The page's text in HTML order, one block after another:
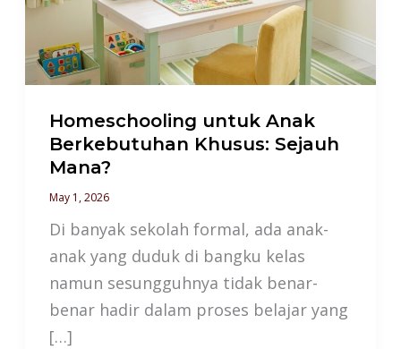
Homeschooling untuk Anak
Berkebutuhan Khusus: Sejauh
Mana?
May 1, 2026
Di banyak sekolah formal, ada anak-
anak yang duduk di bangku kelas
namun sesungguhnya tidak benar-
benar hadir dalam proses belajar yang
[…]
Khusus:
Sejauh
Mana?